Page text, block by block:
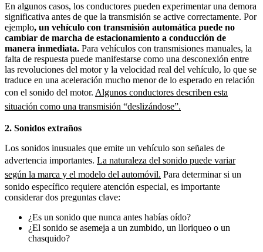
En algunos casos, los conductores pueden experimentar una demora
significativa antes de que la transmisión se active correctamente. Por
ejemplo, un vehículo con transmisión automática puede no
cambiar de marcha de estacionamiento a conducción de
manera inmediata. Para vehículos con transmisiones manuales, la
falta de respuesta puede manifestarse como una desconexión entre
las revoluciones del motor y la velocidad real del vehículo, lo que se
traduce en una aceleración mucho menor de lo esperado en relación
con el sonido del motor. Algunos conductores describen esta
situación como una transmisión “deslizándose”.
2. Sonidos extraños
Los sonidos inusuales que emite un vehículo son señales de
advertencia importantes. La naturaleza del sonido puede variar
según la marca y el modelo del automóvil. Para determinar si un
sonido específico requiere atención especial, es importante
considerar dos preguntas clave:
¿Es un sonido que nunca antes habías oído?
¿El sonido se asemeja a un zumbido, un lloriqueo o un
chasquido?